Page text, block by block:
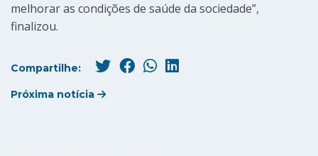
melhorar as condições de saúde da sociedade”,
finalizou.
Compartilhe:
Próxima notícia